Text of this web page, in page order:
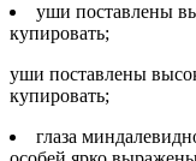
уши поставлены
купировать;
уши поставлены
купировать;
глаза